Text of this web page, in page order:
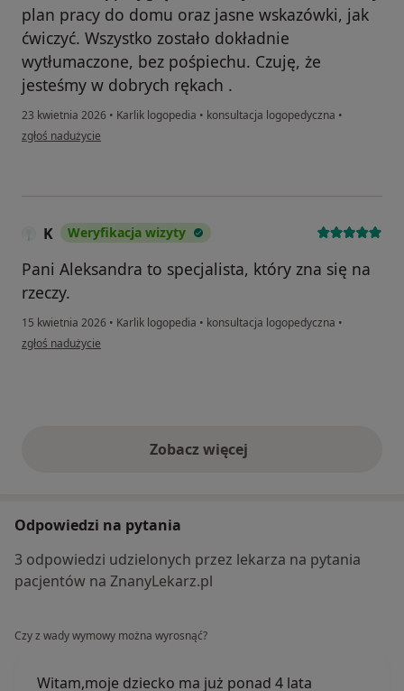
plan pracy do domu oraz jasne wskazówki, jak
ćwiczyć. Wszystko zostało dokładnie
wytłumaczone, bez pośpiechu. Czuję, że
jesteśmy w dobrych rękach .
23 kwietnia 2026 • Karlik logopedia • konsultacja logopedyczna •
w opinii użytkownika Kornelia
zgłoś nadużycie
K Weryfikacja wizyty
Pani Aleksandra to specjalista, który zna się na
rzeczy.
15 kwietnia 2026 • Karlik logopedia • konsultacja logopedyczna •
w opinii użytkownika K
zgłoś nadużycie
Zobacz więcejopinie powyżej
Odpowiedzi na pytania
3 odpowiedzi udzielonych przez lekarza na pytania
pacjentów na ZnanyLekarz.pl
Czy z wady wymowy można wyrosnąć?
Witam,moje dziecko ma już ponad 4 lata